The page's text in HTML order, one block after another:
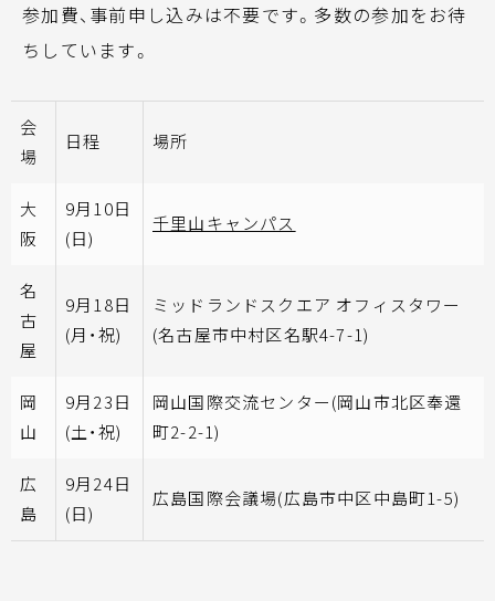
参加費、事前申し込みは不要です。多数の参加をお待
ちしています。
会
場
日程 場所
大
阪
9月10日
(日)
千里山キャンパス
名
古
屋
9月18日
(月・祝)
ミッドランドスクエア オフィスタワー
(名古屋市中村区名駅4-7-1)
岡
山
9月23日
(土・祝)
岡山国際交流センター(岡山市北区奉還
町2-2-1)
広
島
9月24日
(日)
広島国際会議場(広島市中区中島町1-5)